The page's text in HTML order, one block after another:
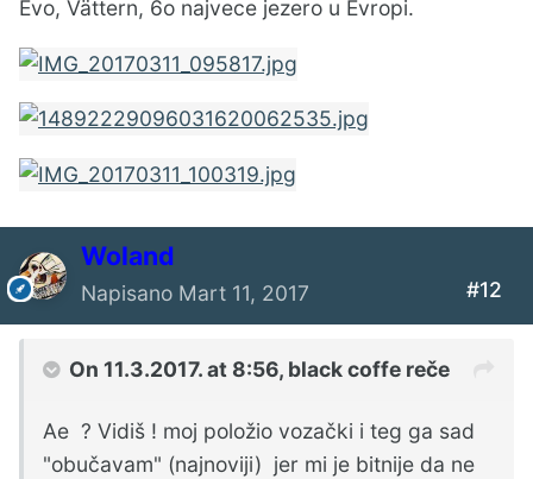
Evo, Vättern, 6o najvece jezero u Evropi.
Woland
Napisano Mart 11, 2017 #12
On 11.3.2017. at 8:56, black coffe reče
Ae ? Vidiš ! moj položio vozački i teg ga sad
"obučavam" (najnoviji) jer mi je bitnije da ne